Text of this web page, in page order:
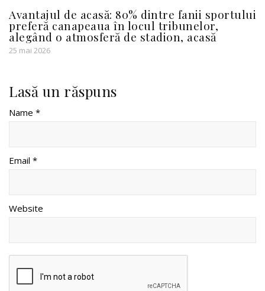
Avantajul de acasă: 80% dintre fanii sportului
preferă canapeaua în locul tribunelor,
alegând o atmosferă de stadion, acasă
25 mai 2026
Lasă un răspuns
Name *
Email *
Website